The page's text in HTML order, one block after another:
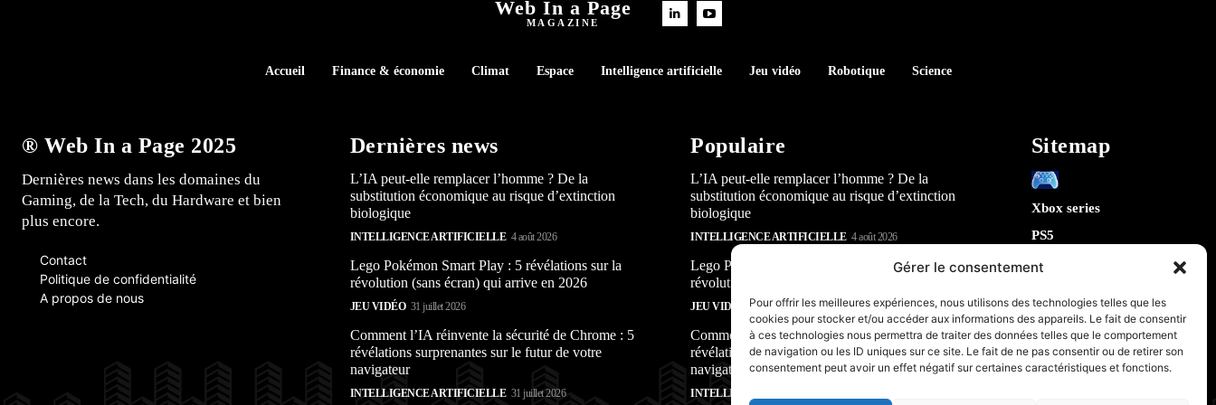
Gérer le consentement
Pour offrir les meilleures expériences, nous utilisons des technologies telles que les
cookies pour stocker et/ou accéder aux informations des appareils. Le fait de consentir
à ces technologies nous permettra de traiter des données telles que le comportement
de navigation ou les ID uniques sur ce site. Le fait de ne pas consentir ou de retirer son
consentement peut avoir un effet négatif sur certaines caractéristiques et fonctions.
Web In a Page
MAGAZINE
Accueil Finance & économie Climat Espace Intelligence artificielle Jeu vidéo Robotique Science
® Web In a Page 2025
Dernières news dans les domaines du
Gaming, de la Tech, du Hardware et bien
plus encore.
Contact
Politique de confidentialité
A propos de nous
Dernières news
L’IA peut-elle remplacer l’homme ? De la
substitution économique au risque d’extinction
biologique
INTELLIGENCE ARTIFICIELLE 4 août 2026
Lego Pokémon Smart Play : 5 révélations sur la
révolution (sans écran) qui arrive en 2026
JEU VIDÉO 31 juillet 2026
Comment l’IA réinvente la sécurité de Chrome : 5
révélations surprenantes sur le futur de votre
navigateur
INTELLIGENCE ARTIFICIELLE 31 juillet 2026
Populaire
L’IA peut-elle remplacer l’homme ? De la
substitution économique au risque d’extinction
biologique
INTELLIGENCE ARTIFICIELLE 4 août 2026
Lego Pokémon Smart Play : 5 révélations sur la
révolution (sans écran) qui arrive en 2026
JEU VIDÉO 31 juillet 2026
Comment l’IA réinvente la sécurité de Chrome : 5
révélations surprenantes sur le futur de votre
navigateur
INTELLIGENCE ARTIFICIELLE
Sitemap
Xbox series
PS5
Switch
IA
Robotique
Espace